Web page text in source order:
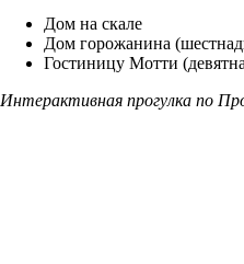
Дом на скале
Дом горожанина
Гостиницу Мотти
Интерактивная прогулка по